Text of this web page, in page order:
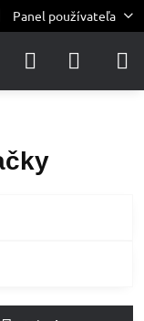
Panel používateľa